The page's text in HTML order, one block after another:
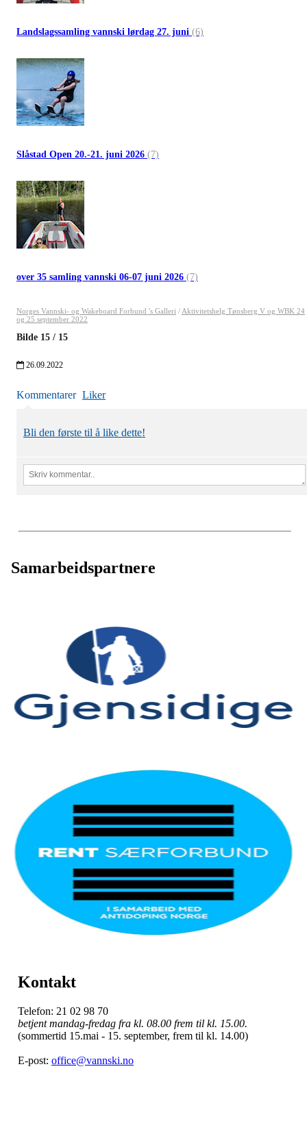
Landslagssamling vannski lørdag 27. juni (6)
Slåstad Open 20.-21. juni 2026 (7)
over 35 samling vannski 06-07 juni 2026 (7)
Norges Vannski- og Wakeboard Forbund 's Galleri / Aktivitetshelg Tønsberg V og WBK 24
og 25 september 2022
Bilde 15 / 15
26.09.2022
Kommentarer Liker
Bli den første til å like dette!
Samarbeidspartnere
Kontakt
Telefon: 21 02 98 70
betjent mandag-fredag fra kl. 08.00 frem til kl. 15.00.
(sommertid 15.mai - 15. september, frem til kl. 14.00)
E-post: office@vannski.no